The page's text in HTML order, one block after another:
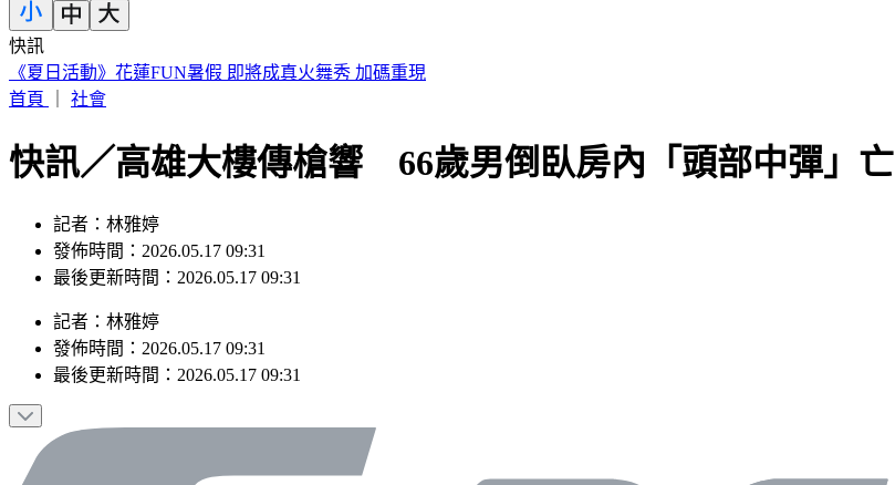
快訊
《夏日活動》花蓮FUN暑假 即將成真火舞秀 加碼重現
首頁
社會
快訊／高雄大樓傳槍響 66歲男倒臥房內「頭部中彈」亡
記者：林雅婷
發佈時間：2026.05.17 09:31
最後更新時間：2026.05.17 09:31
記者 ： 林雅婷
發佈時間： 2026.05.17 09:31
最後更新時間： 2026.05.17 09:31